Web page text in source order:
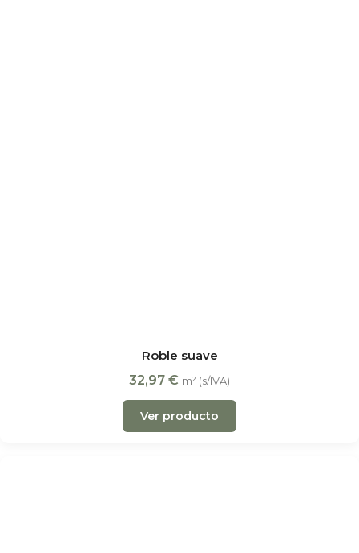
Roble suave
32,97 € m² (s/IVA)
Ver producto